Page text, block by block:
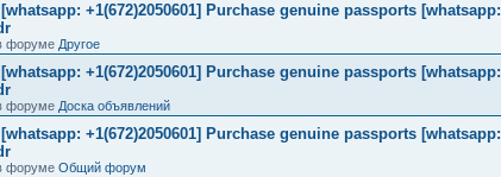
+1(672)2050601] Purchase genuine passports [whatsapp:
форуме Другое
+1(672)2050601] Purchase genuine passports [whatsapp:
форуме Доска объявлений
+1(672)2050601] Purchase genuine passports [whatsapp:
форуме Общий форум